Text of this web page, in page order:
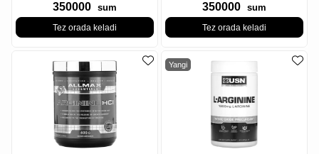
350000 sum
Tez orada keladi
350000 sum
Tez orada keladi
Yangi